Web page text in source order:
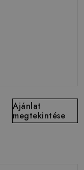
Ajánlat
megtekintése